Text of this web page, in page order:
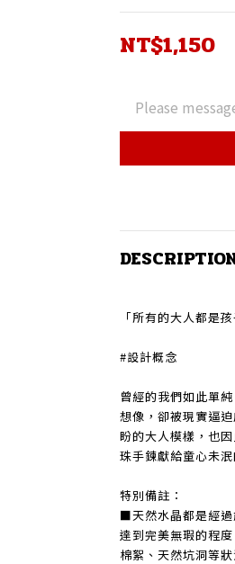
NT$1,150
Please
「所有的大人都是
#設計概念
曾經的我們如此單
想像，卻被現實逼迫
盼的大人模樣， 也
珠手鍊獻給童心未泯
特別備註：
■天然水晶都是經過
達到完美無瑕的程
棉絮、天然坑洞等